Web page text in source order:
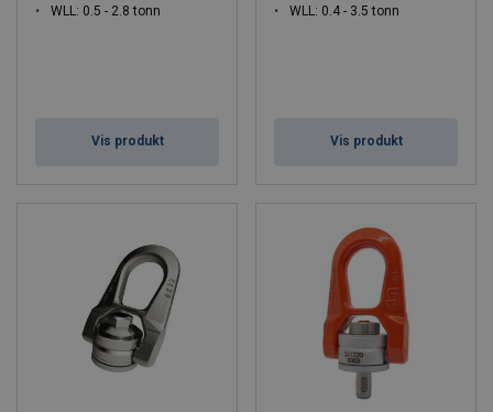
WLL: 0.5 - 2.8 tonn
Vis produkt
WLL: 0.4 - 3.5 tonn
Vis produkt